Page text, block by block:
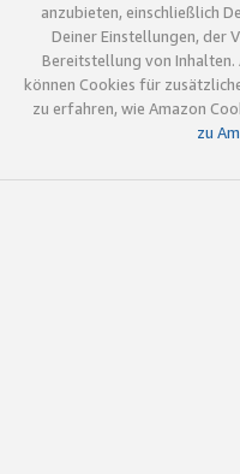
anzubieten, einschließlich
Deiner Einstellungen, der
Bereitstellung von
können Cookies für
zu erfahren, wie Amazon
zu